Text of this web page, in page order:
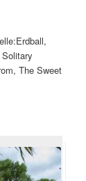
The Sweet